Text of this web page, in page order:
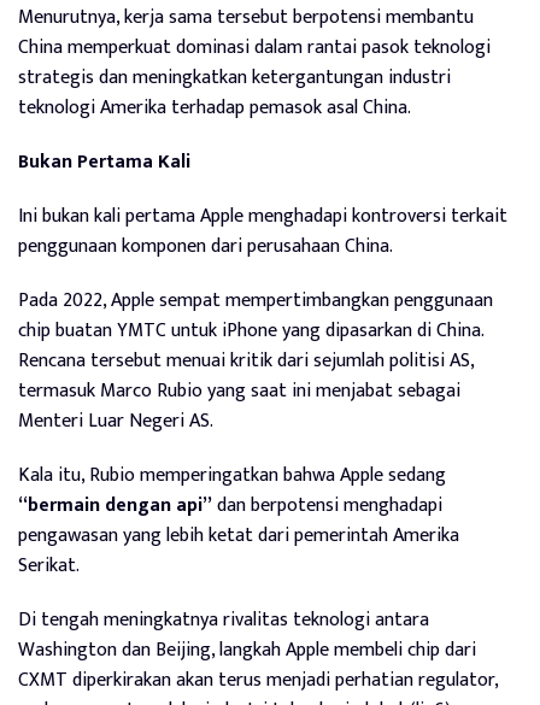
Menurutnya, kerja sama tersebut berpotensi membantu
China memperkuat dominasi dalam rantai pasok teknologi
strategis dan meningkatkan ketergantungan industri
teknologi Amerika terhadap pemasok asal China.
Bukan Pertama Kali
Ini bukan kali pertama Apple menghadapi kontroversi terkait
penggunaan komponen dari perusahaan China.
Pada 2022, Apple sempat mempertimbangkan penggunaan
chip buatan YMTC untuk iPhone yang dipasarkan di China.
Rencana tersebut menuai kritik dari sejumlah politisi AS,
termasuk Marco Rubio yang saat ini menjabat sebagai
Menteri Luar Negeri AS.
Kala itu, Rubio memperingatkan bahwa Apple sedang
“bermain dengan api”dan berpotensi menghadapi
pengawasan yang lebih ketat dari pemerintah Amerika
Serikat.
Di tengah meningkatnya rivalitas teknologi antara
Washington dan Beijing, langkah Apple membeli chip dari
CXMT diperkirakan akan terus menjadi perhatian regulator,